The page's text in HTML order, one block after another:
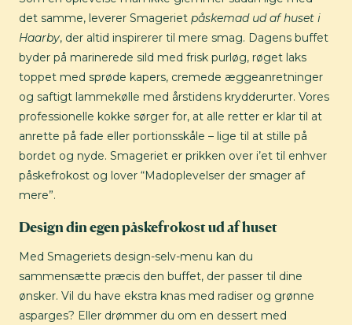
det samme, leverer Smageriet påskemad ud af huset i
Haarby, der altid inspirerer til mere smag. Dagens buffet
byder på marinerede sild med frisk purløg, røget laks
toppet med sprøde kapers, cremede æggeanretninger
og saftigt lammekølle med årstidens krydderurter. Vores
professionelle kokke sørger for, at alle retter er klar til at
anrette på fade eller portionsskåle – lige til at stille på
bordet og nyde. Smageriet er prikken over i’et til enhver
påskefrokost og lover “Madoplevelser der smager af
mere”.
Design din egen påskefrokost ud af huset
Med Smageriets design-selv-menu kan du
sammensætte præcis den buffet, der passer til dine
ønsker. Vil du have ekstra knas med radiser og grønne
asparges? Eller drømmer du om en dessert med